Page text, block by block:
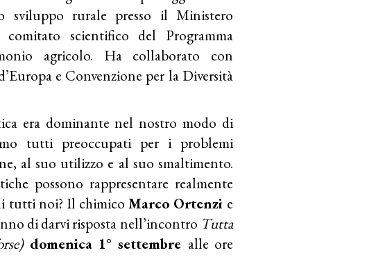
sviluppo rurale presso il Ministero
scientifico del Programma
agricolo. Ha collaborato con
e Convenzione per la Diversità
era dominante nel nostro modo di
tutti preoccupati per i problemi
al suo utilizzo e al suo smaltimento.
possono rappresentare realmente
tutti noi? Il chimico Marco Ortenzi e
di darvi risposta nell’incontro Tutta
domenica 1° settembre alle ore